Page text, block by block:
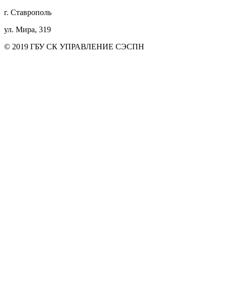
г. Ставрополь
ул. Мира, 319
© 2019 ГБУ СК УПРАВЛЕНИЕ СЭСПН